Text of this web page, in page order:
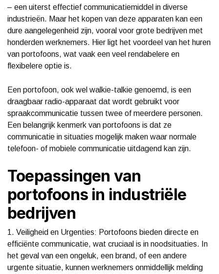
– een uiterst effectief communicatiemiddel in diverse
industrieën. Maar het kopen van deze apparaten kan een
dure aangelegenheid zijn, vooral voor grote bedrijven met
honderden werknemers. Hier ligt het voordeel van het huren
van portofoons, wat vaak een veel rendabelere en
flexibelere optie is.
Een portofoon, ook wel walkie-talkie genoemd, is een
draagbaar radio-apparaat dat wordt gebruikt voor
spraakcommunicatie tussen twee of meerdere personen.
Een belangrijk kenmerk van portofoons is dat ze
communicatie in situaties mogelijk maken waar normale
telefoon- of mobiele communicatie uitdagend kan zijn.
Toepassingen van
portofoons in industriële
bedrijven
1. Veiligheid en Urgenties: Portofoons bieden directe en
efficiënte communicatie, wat cruciaal is in noodsituaties. In
het geval van een ongeluk, een brand, of een andere
urgente situatie, kunnen werknemers onmiddellijk melding